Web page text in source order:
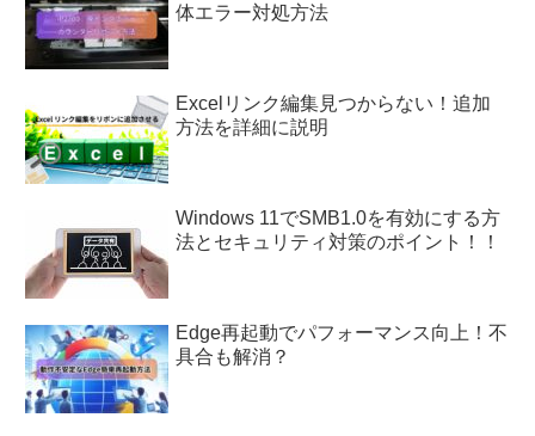
体エラー対処方法
Excelリンク編集見つからない！追加
方法を詳細に説明
Windows 11でSMB1.0を有効にする方
法とセキュリティ対策のポイント！！
Edge再起動でパフォーマンス向上！不
具合も解消？